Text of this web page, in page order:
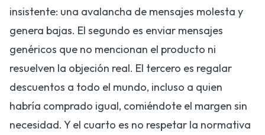
insistente: una avalancha de mensajes molesta y
genera bajas. El segundo es enviar mensajes
genéricos que no mencionan el producto ni
resuelven la objeción real. El tercero es regalar
descuentos a todo el mundo, incluso a quien
habría comprado igual, comiéndote el margen sin
necesidad. Y el cuarto es no respetar la normativa